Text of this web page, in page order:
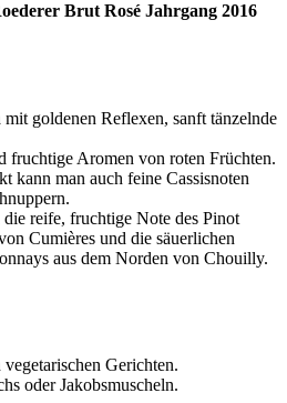
Brut Rosé Jahrgang 2016
goldenen Reflexen, sanft tänzelnde
fruchtige Aromen von roten Früchten.
kann man auch feine Cassisnoten
reife, fruchtige Note des Pinot
Cumières und die säuerlichen
aus dem Norden von Chouilly.
Gerichten.
oder Jakobsmuscheln.